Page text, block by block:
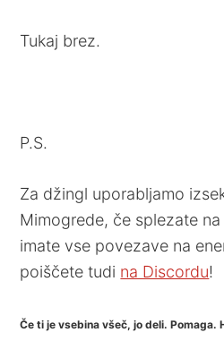
Tukaj brez.
P.S.
Za džingl uporabljamo
Mimogrede, če splezate na
imate vse povezave na
poiščete tudi na Discordu!
Če ti je vsebina všeč, jo deli. Pomaga.